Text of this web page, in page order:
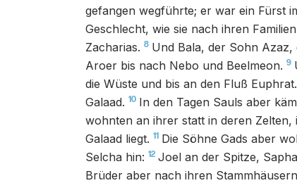
gefangen wegführte; er war ein Fürst
Geschlecht, wie sie nach ihren
Zacharias. 8 Und Bala, der Sohn Azaz,
Aroer bis nach Nebo und Beelmeon. 9
die Wüste und bis an den Fluß
Galaad. 10 In den Tagen Sauls aber
wohnten an ihrer statt in deren Zelten,
Galaad liegt. 11 Die Söhne Gads aber
Selcha hin: 12 Joel an der Spitze,
Brüder aber nach ihren